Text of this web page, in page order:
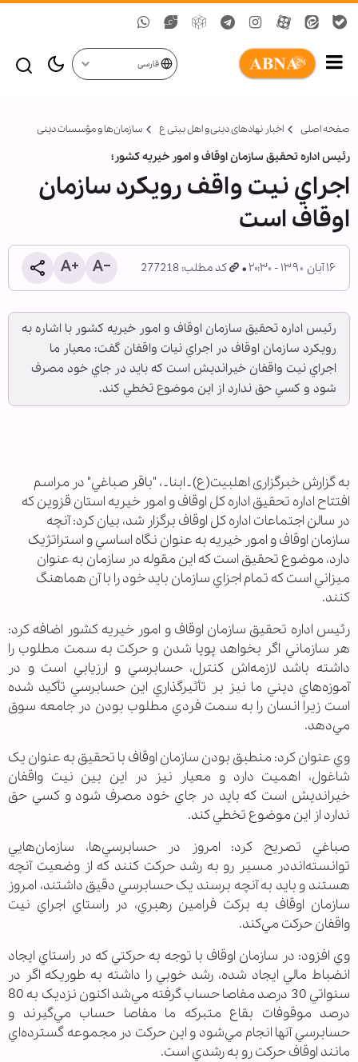
فارسی
صفحه اصلی اخبار نهادهای دینی و اهل بیتی ع سازمان‌ها و مؤسسات دینی
رئيس اداره تحقيق سازمان اوقاف و امور خيريه کشور؛
اجراي نيت واقف رويکرد سازمان
اوقاف است
۱۶ آبان ۱۳۹۰ - ۲۰:۳۰ کد مطلب: 277218
رئيس اداره تحقيق سازمان اوقاف و امور خيريه کشور با اشاره به
رويکرد سازمان اوقاف در اجراي نيات واقفان گفت: معيار ما
اجراي نيت واقفان خيرانديش است که بايد در جاي خود مصرف
شود و کسي حق ندارد از اين موضوع تخطي کند.
به گزارش خبرگزاری اهل‎بیت(ع) ـ ابنا ـ ، "باقر صباغي" در مراسم
افتتاح اداره تحقيق اداره کل اوقاف و امور خيريه استان قزوین که
در سالن اجتماعات اداره کل اوقاف برگزار شد، بيان کرد: آنچه
سازمان اوقاف و امور خيريه به عنوان نگاه اساسي و استراتژيک
دارد، موضوع تحقيق است که اين مقوله در سازمان به عنوان
ميزاني است که تمام اجزاي سازمان بايد خود را با آن هماهنگ
کنند.
رئيس اداره تحقيق سازمان اوقاف و امور خيريه کشور اضافه کرد:
هر سازماني اگر بخواهد پويا شدن و حرکت به سمت مطلوب را
داشته باشد لازمه‌اش کنترل، حسابرسي و ارزيابي است و در
آموزه‌هاي ديني ما نيز بر تأثيرگذاري اين حسابرسي تأکيد شده
است زيرا انسان را به سمت فردي مطلوب بودن در جامعه سوق
مي‌دهد.
وي عنوان کرد: منطبق بودن سازمان اوقاف با تحقيق به عنوان يک
شاغول، اهميت دارد و معيار نيز در اين بين نيت واقفان
خيرانديش است که بايد در جاي خود مصرف شود و کسي حق
ندارد از اين موضوع تخطي کند.
صباغي تصريح کرد: امروز در حسابرسي‌ها، سازمان‌هايي
توانسته‌انددر مسير رو به رشد حرکت کنند که از وضعيت آنچه
هستند و بايد به آنچه برسند يک حسابرسي دقيق داشتند، امروز
سازمان اوقاف به برکت فرامين رهبري، در راستاي اجراي نيت‌
واقفان حرکت مي‌کند.
وي افزود: در سازمان اوقاف با توجه به حرکتي که در راستاي ايجاد
انضباط مالي ايجاد شده، رشد خوبي را داشته به طوريکه اگر در
سنواتي 30 درصد مفاصا حساب گرفته مي‌شد اکنون نزديک به 80
درصد موقوفات بقاع متبرکه ما مفاصا حساب مي‌گيرند و
حسابرسي آنها انجام مي‌شود و اين حرکت در مجموعه‌ گسترده‌اي
مانند اوقاف حرکت رو به رشدي است.